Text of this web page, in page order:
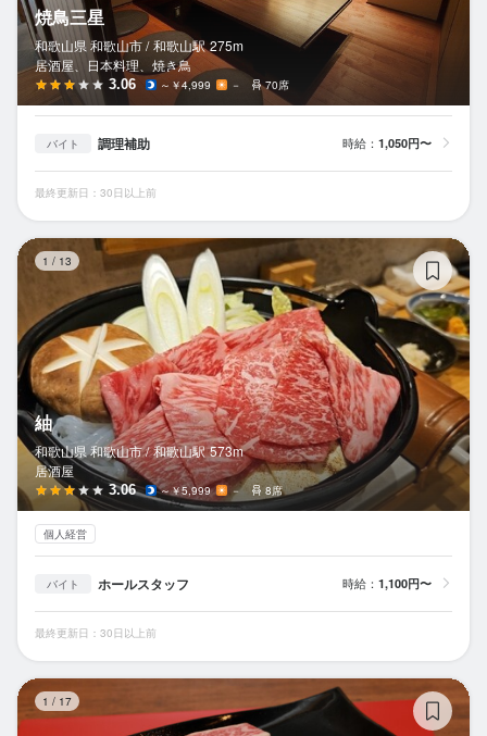
焼鳥三星
和歌山県 和歌山市 / 和歌山駅 275m
居酒屋、日本料理、焼き鳥
3.06 ～￥4,999 － 70席
バイト 調理補助 時給： 1,050円〜
最終更新日：30日以上前
1 / 13
紬
和歌山県 和歌山市 / 和歌山駅 573m
居酒屋
3.06 ～￥5,999 － 8席
個人経営
バイト ホールスタッフ 時給： 1,100円〜
最終更新日：30日以上前
1 / 17